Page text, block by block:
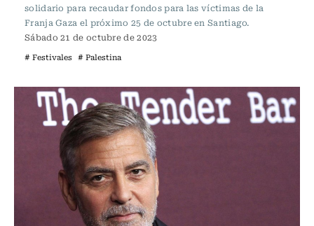
solidario para recaudar fondos para las víctimas de la
Franja Gaza el próximo 25 de octubre en Santiago.
Sábado 21 de octubre de 2023
# Festivales # Palestina